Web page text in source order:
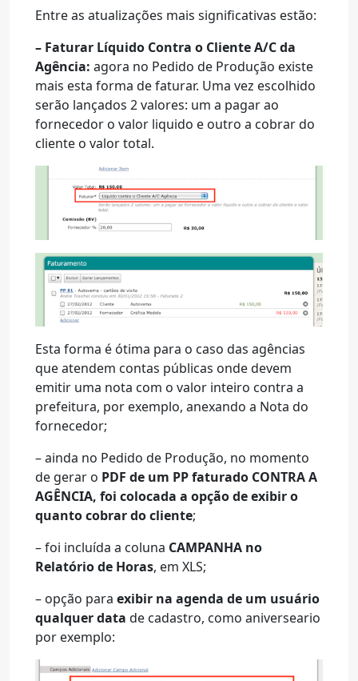
Entre as atualizações mais significativas estão:
– Faturar Líquido Contra o Cliente A/C da
Agência: agora no Pedido de Produção existe
mais esta forma de faturar. Uma vez escolhido
serão lançados 2 valores: um a pagar ao
fornecedor o valor liquido e outro a cobrar do
cliente o valor total.
Esta forma é ótima para o caso das agências
que atendem contas públicas onde devem
emitir uma nota com o valor inteiro contra a
prefeitura, por exemplo, anexando a Nota do
fornecedor;
– ainda no Pedido de Produção, no momento
de gerar o PDF de um PP faturado CONTRA A
AGÊNCIA, foi colocada a opção de exibir o
quanto cobrar do cliente;
– foi incluída a coluna CAMPANHA no
Relatório de Horas, em XLS;
– opção para exibir na agenda de um usuário
qualquer data de cadastro, como aniverseario
por exemplo: